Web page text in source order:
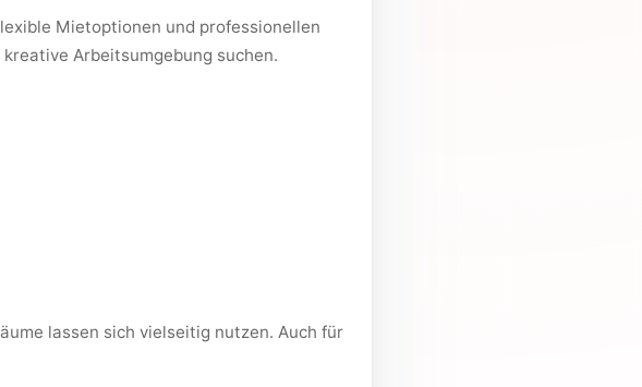
Mietoptionen und professionellen
Arbeitsumgebung suchen.
lassen sich vielseitig nutzen. Auch für